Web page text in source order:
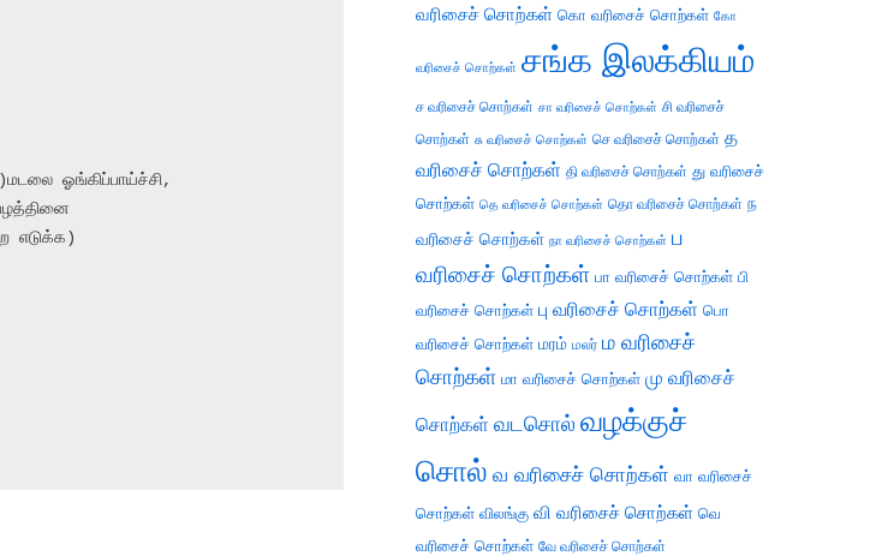
ஓங்கிப்பாய்ச்சி,
எடுக்க)
வரிசைச் சொற்கள் கொ வரிசைச் சொற்கள் கோ
வரிசைச் சொற்கள் சங்க இலக்கியம்
ச வரிசைச் சொற்கள் சா வரிசைச் சொற்கள் சி வரிசைச்
சொற்கள் சு வரிசைச் சொற்கள் செ வரிசைச் சொற்கள் த
வரிசைச் சொற்கள் தி வரிசைச் சொற்கள் து வரிசைச்
சொற்கள் தெ வரிசைச் சொற்கள் தொ வரிசைச் சொற்கள் ந
வரிசைச் சொற்கள் நா வரிசைச் சொற்கள் ப
வரிசைச் சொற்கள் பா வரிசைச் சொற்கள் பி
வரிசைச் சொற்கள் பு வரிசைச் சொற்கள் பொ
வரிசைச் சொற்கள் மரம் மலர் ம வரிசைச்
சொற்கள் மா வரிசைச் சொற்கள் மு வரிசைச்
சொற்கள் வடசொல் வழக்குச்
சொல் வ வரிசைச் சொற்கள் வா வரிசைச்
சொற்கள் விலங்கு வி வரிசைச் சொற்கள் வெ
வரிசைச் சொற்கள் வே வரிசைச் சொற்கள்